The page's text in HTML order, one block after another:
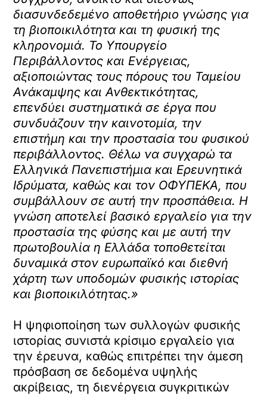
διασυνδεδεμένο αποθετήριο γνώσης για
τη βιοποικιλότητα και τη φυσική της
κληρονομιά. Το Υπουργείο
Περιβάλλοντος και Ενέργειας,
αξιοποιώντας τους πόρους του Ταμείου
Ανάκαμψης και Ανθεκτικότητας,
επενδύει συστηματικά σε έργα που
συνδυάζουν την καινοτομία, την
επιστήμη και την προστασία του φυσικού
περιβάλλοντος. Θέλω να συγχαρώ τα
Ελληνικά Πανεπιστήμια και Ερευνητικά
Ιδρύματα, καθώς και τον ΟΦΥΠΕΚΑ, που
συμβάλλουν σε αυτή την προσπάθεια. Η
γνώση αποτελεί βασικό εργαλείο για την
προστασία της φύσης και με αυτή την
πρωτοβουλία η Ελλάδα τοποθετείται
δυναμικά στον ευρωπαϊκό και διεθνή
χάρτη των υποδομών φυσικής ιστορίας
και βιοποικιλότητας.»
Η ψηφιοποίηση των συλλογών φυσικής
ιστορίας συνιστά κρίσιμο εργαλείο για
την έρευνα, καθώς επιτρέπει την άμεση
πρόσβαση σε δεδομένα υψηλής
ακρίβειας, τη διενέργεια συγκριτικών